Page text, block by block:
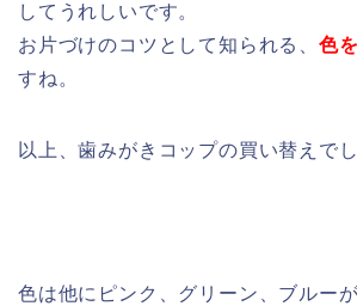
してうれしいです。
お片づけのコツとして知られる、 色
すね。
以上、歯みがきコップの買い替えでし
色は他にピンク、グリーン、ブルー